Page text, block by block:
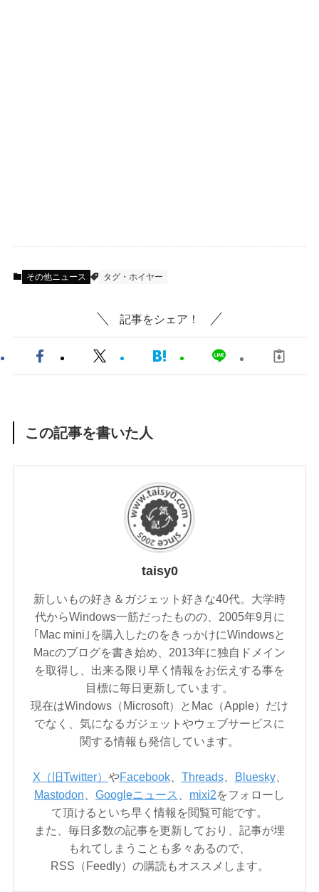
その他ニュース タグ・ホイヤー
記事をシェア！
この記事を書いた人
taisy0
新しいもの好き＆ガジェット好きな40代。大学時
代からWindows一筋だったものの、2005年9月に
｢Mac mini｣を購入したのをきっかけにWindowsと
Macのブログを書き始め、2013年に独自ドメイン
を取得し、出来る限り早く情報をお伝えする事を
目標に毎日更新しています。
現在はWindows（Microsoft）とMac（Apple）だけ
でなく、気になるガジェットやウェブサービスに
関する情報も発信しています。
X（旧Twitter） やFacebook、 Threads、 Bluesky、
Mastodon
Googleニュース mixi2をフォローし
て頂けるといち早く情報を閲覧可能です。
また、毎日多数の記事を更新しており、記事が埋
もれてしまうことも多々あるので、
RSS（Feedly）の購読もオススメします。